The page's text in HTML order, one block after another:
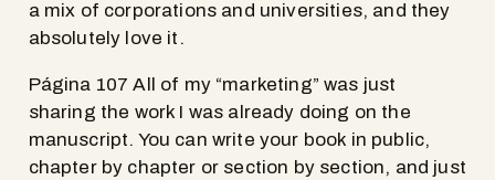
a mix of corporations and universities, and they
absolutely love it.
Página 107 All of my “marketing” was just
sharing the work I was already doing on the
manuscript. You can write your book in public,
chapter by chapter or section by section, and just